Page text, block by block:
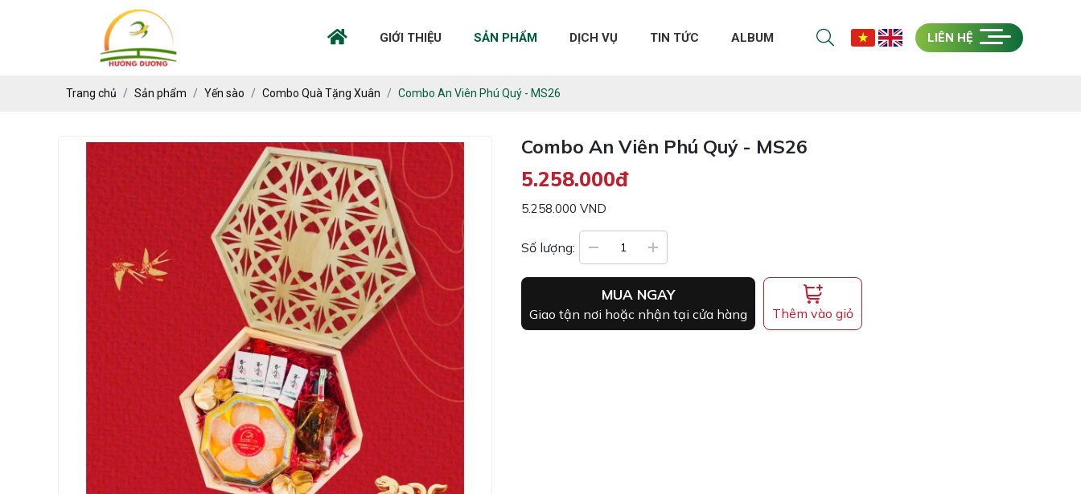
GIỚI THIỆU SẢN PHẨM DỊCH VỤ TIN TỨC ALBUM LIÊN HỆ
Trang chủ Sản phẩm Yến sào Combo Quà Tặng Xuân Combo An Viên Phú Quý - MS26
Combo An Viên Phú Quý - MS26
5.258.000đ
5.258.000 VND
Số lượng:
MUA NGAY
Giao tận nơi hoặc nhận tại cửa hàng Thêm vào giỏ